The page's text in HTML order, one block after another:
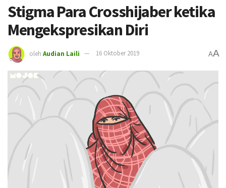
Stigma Para Crosshijaber ketika
Mengekspresikan Diri
oleh Audian Laili 16 Oktober 2019 AA